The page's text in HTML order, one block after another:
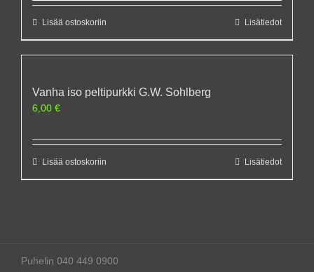
Lisää ostoskoriin Lisätiedot
Vanha iso peltipurkki G.W. Sohlberg
6,00 €
Lisää ostoskoriin Lisätiedot
Puhelin 040 449 0900